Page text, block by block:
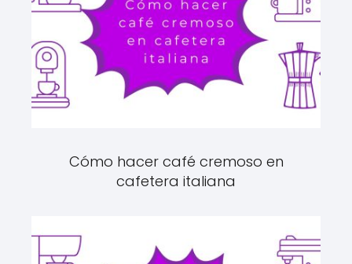
Cómo hacer café cremoso en
cafetera italiana